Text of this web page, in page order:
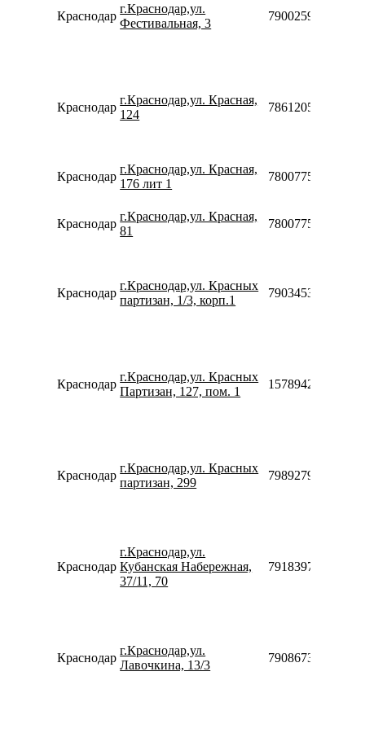
Краснодар
г.Краснодар,ул.
Фестивальная, 3
79002599031
Краснодар
г.Краснодар,ул. Красная,
124
78612050210
Краснодар
г.Краснодар,ул. Красная,
176 лит 1
78007753553
Краснодар
г.Краснодар,ул. Красная,
81
78007753553
Краснодар
г.Краснодар,ул. Красных
партизан, 1/3, корп.1
79034533850
Краснодар
г.Краснодар,ул. Красных
Партизан, 127, пом. 1
157894270683
Краснодар
г.Краснодар,ул. Красных
партизан, 299
79892795000
Краснодар
г.Краснодар,ул.
Кубанская Набережная,
37/11, 70
79183972698
Краснодар
г.Краснодар,ул.
Лавочкина, 13/3
79086731739